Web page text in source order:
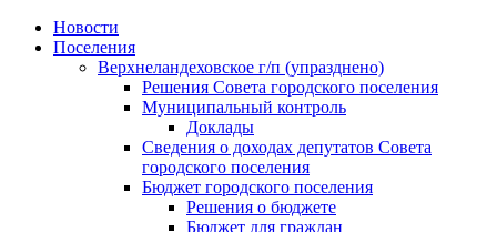
Skip
Новости
Поселения
Верхнеландеховское г/п (упразднено)
Решения Совета городского поселения
Муниципальный контроль
Доклады
Сведения о доходах депутатов Совета
городского поселения
Бюджет городского поселения
Решения о бюджете
Бюджет для граждан